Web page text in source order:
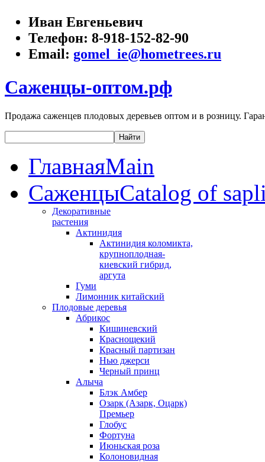
Иван Евгеньевич
Телефон: 8-918-152-82-90
Email: gomel_ie@hometrees.ru
Саженцы-оптом.рф
Продажа саженцев плодовых деревьев оптом и в розницу.
ГлавнаяMain
СаженцыCatalog of
Декоративные
растения
Актинидия
Актинидия коломикта,
крупноплодная-
киевский гибрид,
аргута
Гуми
Лимонник китайский
Плодовые деревья
Абрикос
Кишиневский
Краснощекий
Красный партизан
Нью джерси
Черный принц
Алыча
Блэк Амбер
Озарк (Азарк, Оцарк)
Премьер
Глобус
Фортуна
Июньская роза
Колоновидная